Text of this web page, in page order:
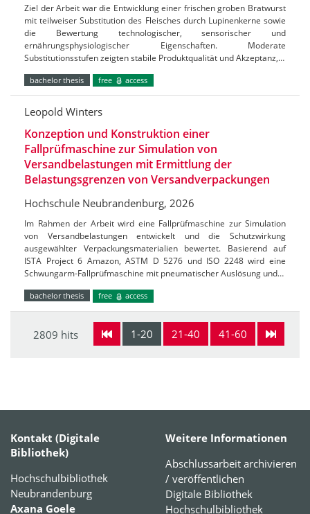
Ziel der Arbeit war die Entwicklung einer frischen groben Bratwurst
mit teilweiser Substitution des Fleisches durch Lupinenkerne sowie
die Bewertung technologischer, sensorischer und
ernährungsphysiologischer Eigenschaften. Moderate
Substitutionsstufen zeigten stabile Produktqualität und Akzeptanz,…
bachelor thesis free access
Leopold Winters
Konzeption und Konstruktion einer
Fallprüfmaschine zur Simulation von
Versandbelastungen mit Ermittlung der
Belastungsgrenzen von Versandverpackungen
Hochschule Neubrandenburg, 2026
Im Rahmen der Arbeit wird eine Fallprüfmaschine zur Simulation
von Versandbelastungen entwickelt und die Schutzwirkung
ausgewählter Verpackungsmaterialien bewertet. Basierend auf
ISTA Project 6 Amazon, ASTM D 5276 und ISO 2248 wird eine
Schwungarm-Fallprüfmaschine mit pneumatischer Auslösung und…
bachelor thesis free access
1-20 21-40 41-60
2809 hits
Kontakt (Digitale
Bibliothek)
Hochschulbibliothek
Neubrandenburg
Axana Goele
Weitere Informationen
Abschlussarbeit archivieren
/ veröffentlichen
Digitale Bibliothek
Hochschulbibliothek